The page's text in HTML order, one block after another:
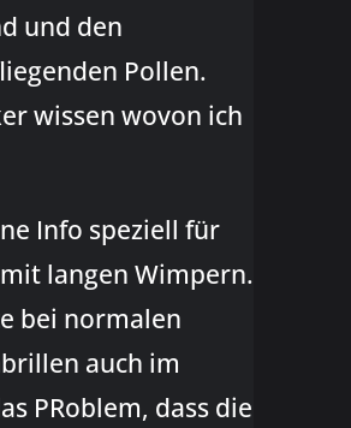
und den
Pollen.
wissen wovon ich
Info speziell für
langen Wimpern.
bei normalen
auch im
PRoblem, dass die